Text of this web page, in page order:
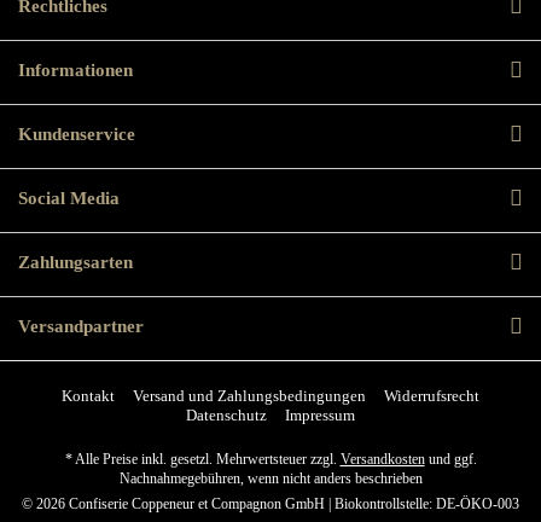
Rechtliches
Informationen
Kundenservice
Social Media
Zahlungsarten
Versandpartner
Kontakt Versand und Zahlungsbedingungen
Widerrufsrecht
Datenschutz
Impressum
* Alle Preise inkl. gesetzl. Mehrwertsteuer zzgl. Versandkostenund ggf.
Nachnahmegebühren, wenn nicht anders beschrieben
© 2026 Confiserie Coppeneur et Compagnon GmbH | Biokontrollstelle: DE-ÖKO-003